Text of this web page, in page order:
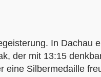
In
der mit 13:15
eine Silbermedaille